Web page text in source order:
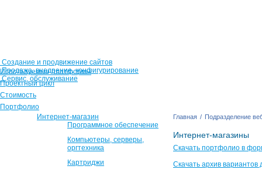
Создание и продвижение сайтов
Продажа, внедрение, конфигурирование
Сервис, обслуживание
Используемые платформы
Проектный цикл
Стоимость
Портфолио
Интернет-магазин
Программное обеспечение
Компьютеры, серверы,
оргтехника
Картриджи
Главная / Подразделение
Интернет-магазины
Скачать портфолио в
Скачать архив вариантов